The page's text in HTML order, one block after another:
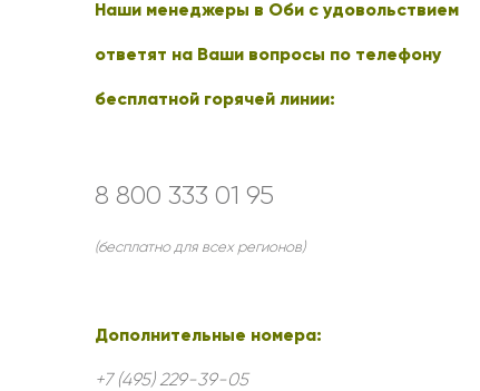
25 роз
51 роза
Кустовые розы
Наши менеджеры в Оби с удовольствием
ответят на Ваши вопросы по телефону
бесплатной горячей линии:
8 800 333 01 95
(бесплатно для всех регионов)
Дополнительные номера:
+7 (495) 229-39-05